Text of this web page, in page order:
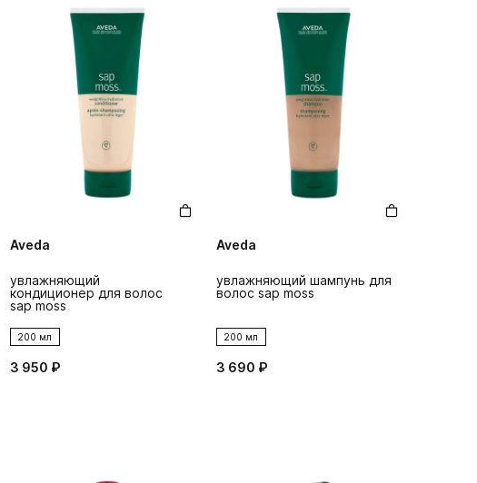
Aveda
увлажняющий
кондиционер для волос
sap moss
200 мл
3 950 ₽
Aveda
увлажняющий шампунь для
волос sap moss
200 мл
3 690 ₽